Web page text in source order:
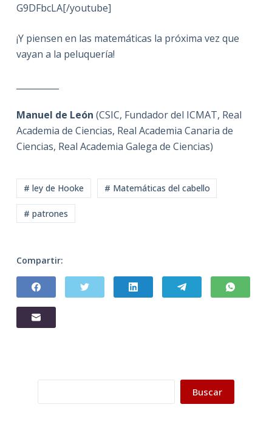
G9DFbcLA[/youtube]
¡Y piensen en las matemáticas la próxima vez que
vayan a la peluquería!
Manuel de León (CSIC, Fundador del ICMAT, Real
Academia de Ciencias, Real Academia Canaria de
Ciencias, Real Academia Galega de Ciencias)
# ley de Hooke # Matemáticas del cabello
# patrones
Compartir:
Buscar